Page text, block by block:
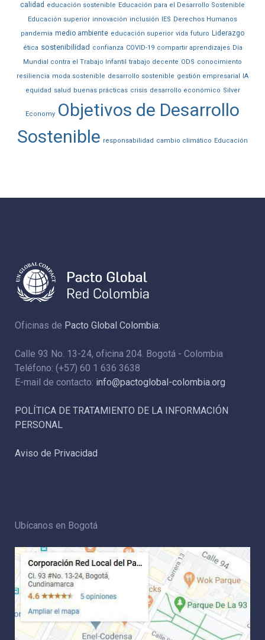
calidad educación sostenible Educación para el Desarrollo Sostenible
Educación superior innovación inclusión IES Derechos Humanos
pandemia medio ambiente educación superior vida futuro Liderazgo
ética sostenibilidad confianza COVID-19 compartir aprendizajes Día
Mundial contra el Trabajo Infantil
trabajo decente ODS conocimiento
resiliencia moda sostenible desarrollo sostenible gestión empresarial
IA
equidad salud buenas prácticas crisis desarrollo económico Silver
Economy Objetivos de Desarrollo
Sostenible responsabilidad cambio climático Educación
Oficinas de Pacto Global Colombia:
Calle 93 No. 13-24, oficina 204. Bogotá - Colombia
Teléfono: (+57) 60 1 636 3638
E-mail de contacto: info@pactoglobal-colombia.org
POLÍTICA DE TRATAMIENTO DE LA INFORMACIÓN
PERSONAL
Aviso de Privacidad
Ubícanos en Bogotá